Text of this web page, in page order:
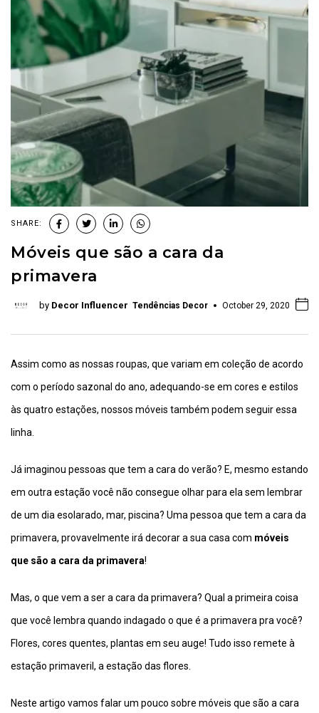
SHARE:
Móveis que são a cara da
primavera
by Decor Influencer Tendências Decor October 29, 2020
Assim como as nossas roupas, que variam em coleção de acordo
com o período sazonal do ano, adequando-se em cores e estilos
às quatro estações, nossos móveis também podem seguir essa
linha.
Já imaginou pessoas que tem a cara do verão? E, mesmo estando
em outra estação você não consegue olhar para ela sem lembrar
de um dia esolarado, mar, piscina? Uma pessoa que tem a cara da
primavera, provavelmente irá decorar a sua casa com móveis
que são a cara da primavera!
Mas, o que vem a ser a cara da primavera? Qual a primeira coisa
que você lembra quando indagado o que é a primavera pra você?
Flores, cores quentes, plantas em seu auge! Tudo isso remete à
estação primaveril, a estação das flores.
Neste artigo vamos falar um pouco sobre móveis que são a cara